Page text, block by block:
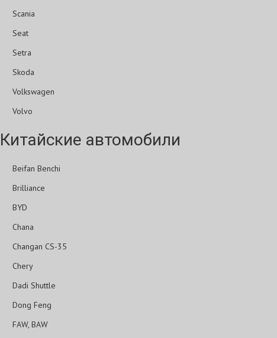
Scania
Seat
Setra
Skoda
Volkswagen
Volvo
Китайские автомобили
Beifan Benchi
Brilliance
BYD
Chana
Changan CS-35
Chery
Dadi Shuttle
Dong Feng
FAW, BAW